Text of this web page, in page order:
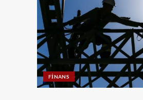
FINANS